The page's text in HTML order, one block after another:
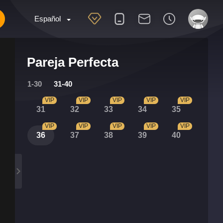
Español
Pareja Perfecta
1-30 31-40
31
VIP
32
VIP
33
VIP
34
VIP
35
VIP
36
VIP
37
VIP
38
VIP
39
VIP
40
VIP